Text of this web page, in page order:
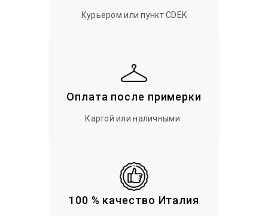
Курьером или пункт CDEK
Оплата после примерки
Картой или наличными
100 % качество Италия